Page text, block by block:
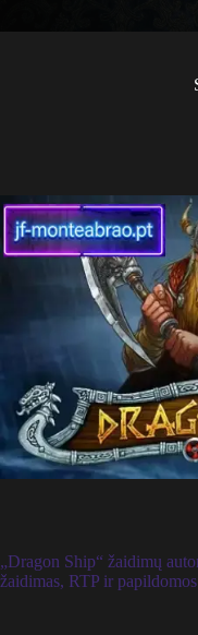
„Dragon Ship“ žaidimų
žaidimas, RTP ir